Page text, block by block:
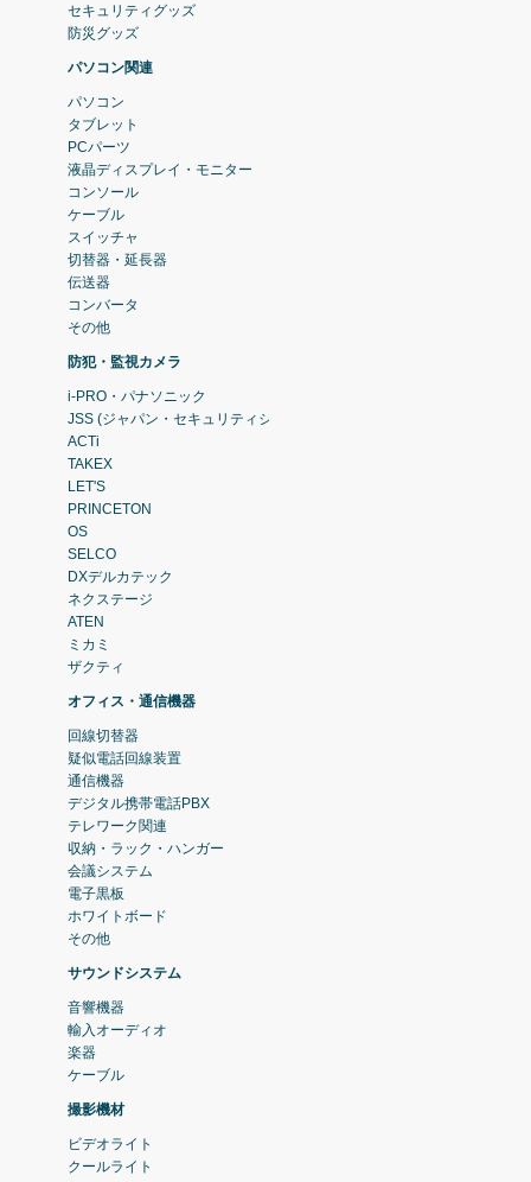
セキュリティグッズ
防災グッズ
パソコン関連
パソコン
タブレット
PCパーツ
液晶ディスプレイ・モニター
コンソール
ケーブル
スイッチャ
切替器・延長器
伝送器
コンバータ
その他
防犯・監視カメラ
i-PRO・パナソニック
JSS (ジャパン・セキュリティシステム)
ACTi
TAKEX
LET'S
PRINCETON
OS
SELCO
DXデルカテック
ネクステージ
ATEN
ミカミ
ザクティ
オフィス・通信機器
回線切替器
疑似電話回線装置
通信機器
デジタル携帯電話PBX
テレワーク関連
収納・ラック・ハンガー
会議システム
電子黒板
ホワイトボード
その他
サウンドシステム
音響機器
輸入オーディオ
楽器
ケーブル
撮影機材
ビデオライト
クールライト